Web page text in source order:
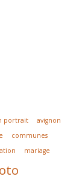
portrait
avignon
communes
mariage